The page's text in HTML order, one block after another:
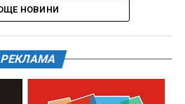
НОВИНИ
РЕКЛАМА